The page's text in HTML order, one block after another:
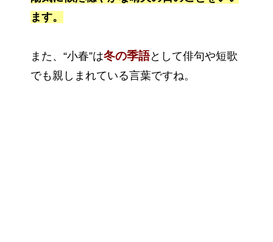
ます。
また、“小春”は冬の季語として俳句や短歌
でも親しまれている言葉ですね。